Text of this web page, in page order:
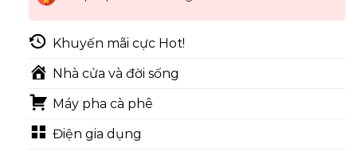
Khuyến mãi cực Hot!
Nhà cửa và đời sống
Máy pha cà phê
Điện gia dụng